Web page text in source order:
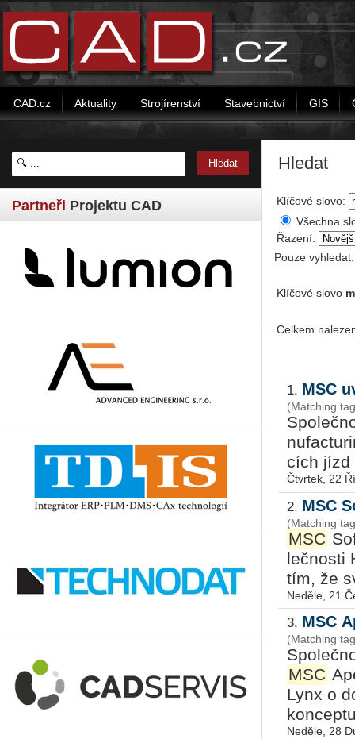
CAD.cz Aktuality Strojírenství Stavebnictví GIS
Partneři Projektu CAD
Hledat
Klíčové slovo:
Všechna
Řazení:
Pouze
Klíčové slovo
Celkem
1. MSC
(Matching
cích jízd
Čtvrtek, 22
2. MSC
(Matching
MSC
leč­nos­ti
tím, že
Neděle, 21
3. MSC
(Matching
MSC
Lynx o
Neděle, 28